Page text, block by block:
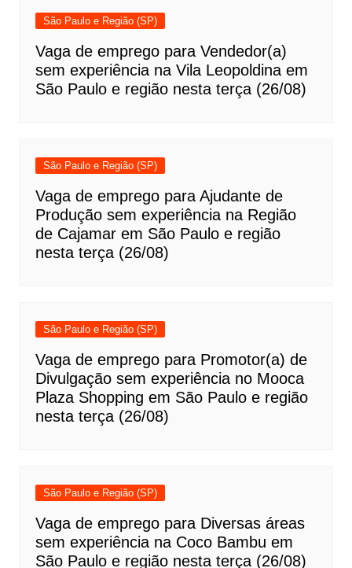
São Paulo e Região (SP)
Vaga de emprego para Vendedor(a)
sem experiência na Vila Leopoldina em
São Paulo e região nesta terça (26/08)
São Paulo e Região (SP)
Vaga de emprego para Ajudante de
Produção sem experiência na Região
de Cajamar em São Paulo e região
nesta terça (26/08)
São Paulo e Região (SP)
Vaga de emprego para Promotor(a) de
Divulgação sem experiência no Mooca
Plaza Shopping em São Paulo e região
nesta terça (26/08)
São Paulo e Região (SP)
Vaga de emprego para Diversas áreas
sem experiência na Coco Bambu em
São Paulo e região nesta terça (26/08)